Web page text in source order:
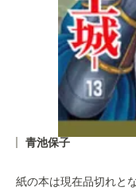
青池保子
紙の本は現在品切れと